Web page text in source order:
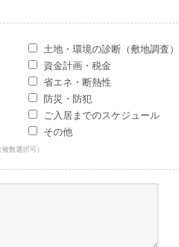
土地・環境の診断（敷地調査）
資金計画・税金
省エネ・断熱性
防災・防犯
ご入居までのスケジュール
その他
数選択可）